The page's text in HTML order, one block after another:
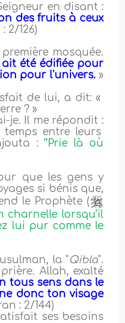
en disant :
des fruits à ceux
2/126)
mosquée.
été édifiée pour
pour l'univers.»
de lui, a dit: «
? »
je. Il me répondit :
temps entre leurs
: ’’Prie là où
que les gens y
si bénis que,
le Prophète (
charnelle lorsqu’il
lui pur comme le
la "Qibla".
Allah, exalté
tous sens dans le
donc ton visage
: 2/144)
ses besoins